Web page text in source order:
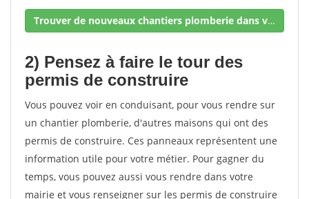
Trouver de nouveaux chantiers plomberie dans votre secteur !
2) Pensez à faire le tour des
permis de construire
Vous pouvez voir en conduisant, pour vous rendre sur
un chantier plomberie, d'autres maisons qui ont des
permis de construire. Ces panneaux représentent une
information utile pour votre métier. Pour gagner du
temps, vous pouvez aussi vous rendre dans votre
mairie et vous renseigner sur les permis de construire